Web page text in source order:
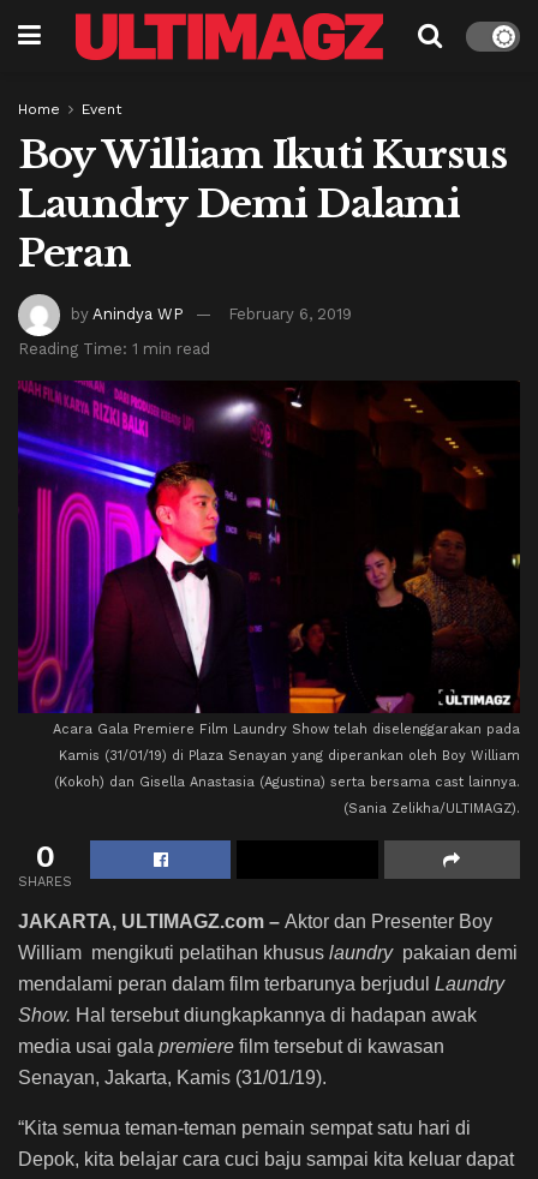
Home Event
Boy William Ikuti Kursus
Laundry Demi Dalami
Peran
by Anindya WP
February 6, 2019
Reading Time: 1 min read
Acara Gala Premiere Film Laundry Show telah diselenggarakan pada
Kamis (31/01/19) di Plaza Senayan yang diperankan oleh Boy William
(Kokoh) dan Gisella Anastasia (Agustina) serta bersama cast lainnya.
(Sania Zelikha/ULTIMAGZ).
0
SHARES
JAKARTA, ULTIMAGZ.com – Aktor dan Presenter Boy
William mengikuti pelatihan khusus laundry pakaian demi
mendalami peran dalam film terbarunya berjudul Laundry
Show. Hal tersebut diungkapkannya di hadapan awak
media usai gala premiere film tersebut di kawasan
Senayan, Jakarta, Kamis (31/01/19).
“Kita semua teman-teman pemain sempat satu hari di
Depok, kita belajar cara cuci baju sampai kita keluar dapat